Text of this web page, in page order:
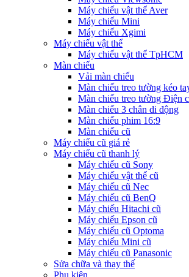
Máy chiếu vật thể Aver
Máy chiếu Mini
Máy chiếu Xgimi
Máy chiếu vật thể
Máy chiếu vật thể TpHCM
Màn chiếu
Vải màn chiếu
Màn chiếu treo tường kéo
Màn chiếu treo tường Điện
Màn chiếu 3 chân di động
Màn chiếu phim 16:9
Màn chiếu cũ
Máy chiếu cũ giá rẻ
Máy chiếu cũ thanh lý
Máy chiếu cũ Sony
Máy chiếu vật thể cũ
Máy chiếu cũ Nec
Máy chiếu cũ BenQ
Máy chiếu Hitachi cũ
Máy chiếu Epson cũ
Máy chiếu cũ Optoma
Máy chiếu Mini cũ
Máy chiếu cũ Panasonic
Sửa chữa và thay thế
Phụ kiện